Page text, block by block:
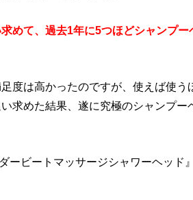
めて、過去1年に5つほどシャンプー
度は高かったのですが、使えば使う
い求めた結果、遂に究極のシャンプー
ービートマッサージシャワーヘッド